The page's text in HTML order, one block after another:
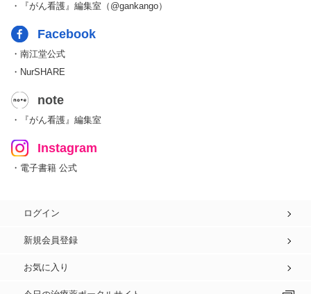
・『がん看護』編集室（@gankango）
Facebook
・南江堂公式
・NurSHARE
note
・『がん看護』編集室
Instagram
・電子書籍 公式
ログイン
新規会員登録
お気に入り